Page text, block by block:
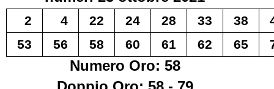
2 4 22 24 28 33 38
53
56 58 60 61 62 65
Numero Oro: 58